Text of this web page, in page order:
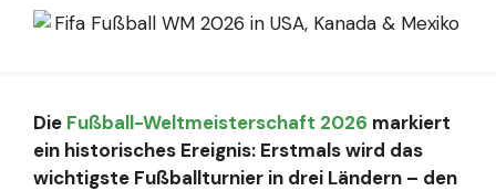
Die Fußball-Weltmeisterschaft 2026 markiert
ein historisches Ereignis: Erstmals wird das
wichtigste Fußballturnier in drei Ländern – den